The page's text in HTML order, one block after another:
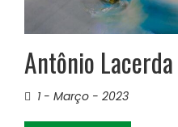
Antônio Lacerda
1 - Março - 2023